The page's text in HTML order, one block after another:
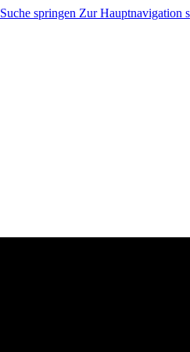
springen Zur Hauptnavigation